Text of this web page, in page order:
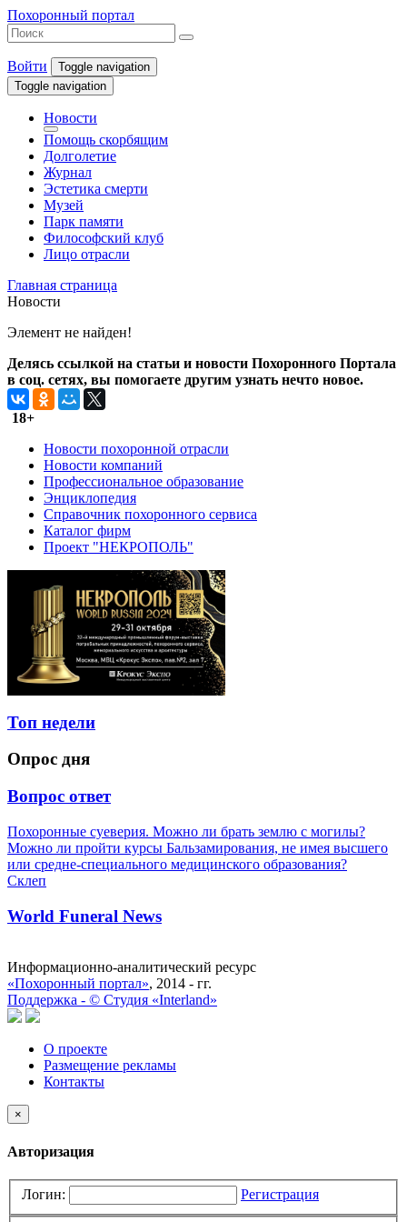
Похоронный портал
Войти
Toggle navigation
Toggle navigation
Новости
Помощь скорбящим
Долголетие
Журнал
Эстетика смерти
Музей
Парк памяти
Философский клуб
Лицо отрасли
Главная страница
Новости
Элемент не найден!
Делясь ссылкой на статьи и новости Похоронного Портала
в соц. сетях, вы помогаете другим узнать нечто новое.
18+
Новости похоронной отрасли
Новости компаний
Профессиональное образование
Энциклопедия
Справочник похоронного сервиса
Каталог фирм
Проект "НЕКРОПОЛЬ"
Топ недели
Опрос дня
Вопрос ответ
Похоронные суеверия. Можно ли брать землю с могилы?
Можно ли пройти курсы Бальзамирования, не имея высшего
или средне-специального медицинского образования?
Склеп
World Funeral News
Информационно-аналитический ресурс
«Похоронный портал», 2014 - гг.
Поддержка - © Cтудия «Interland»
О проекте
Размещение рекламы
Контакты
×
Авторизация
Логин: Регистрация